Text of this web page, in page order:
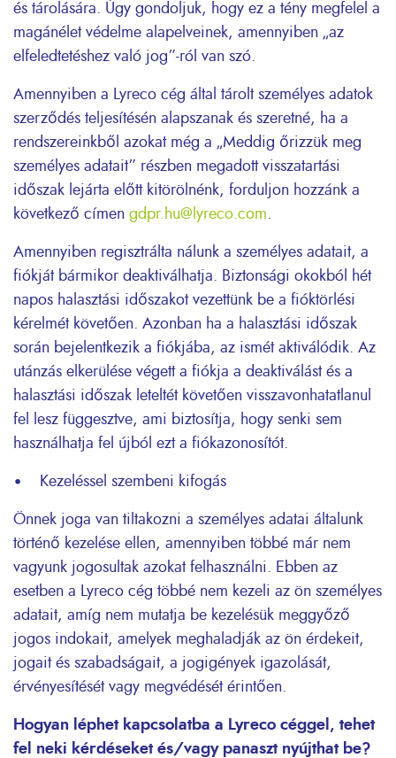
és tárolására. Úgy gondoljuk, hogy ez a tény megfelel a
magánélet védelme alapelveinek, amennyiben „az
elfeledtetéshez való jog”-ról van szó.
Amennyiben a Lyreco cég által tárolt személyes adatok
szerződés teljesítésén alapszanak és szeretné, ha a
rendszereinkből azokat még a „Meddig őrizzük meg
személyes adatait” részben megadott visszatartási
időszak lejárta előtt kitörölnénk, forduljon hozzánk a
következő címen gdpr.hu@lyreco.com.
Amennyiben regisztrálta nálunk a személyes adatait, a
fiókját bármikor deaktiválhatja. Biztonsági okokból hét
napos halasztási időszakot vezettünk be a fióktörlési
kérelmét követően. Azonban ha a halasztási időszak
során bejelentkezik a fiókjába, az ismét aktiválódik. Az
utánzás elkerülése végett a fiókja a deaktiválást és a
halasztási időszak leteltét követően visszavonhatatlanul
fel lesz függesztve, ami biztosítja, hogy senki sem
használhatja fel újból ezt a fiókazonosítót.
• Kezeléssel szembeni kifogás
Önnek joga van tiltakozni a személyes adatai általunk
történő kezelése ellen, amennyiben többé már nem
vagyunk jogosultak azokat felhasználni. Ebben az
esetben a Lyreco cég többé nem kezeli az ön személyes
adatait, amíg nem mutatja be kezelésük meggyőző
jogos indokait, amelyek meghaladják az ön érdekeit,
jogait és szabadságait, a jogigények igazolását,
érvényesítését vagy megvédését érintően.
Hogyan léphet kapcsolatba a Lyreco céggel, tehet
fel neki kérdéseket és/vagy panaszt nyújthat be?